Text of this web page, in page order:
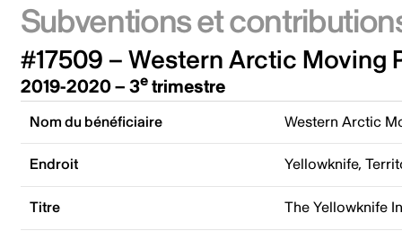
Subventions et
#17509 – Western Arctic Moving
2019-2020 – 3etrimestre
Nom du bénéficiaire Western Arctic
Endroit Yellowknife,
Titre The Yellowknife